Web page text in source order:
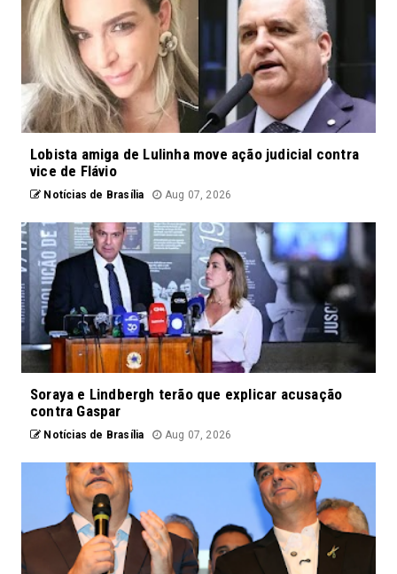
Lobista amiga de Lulinha move ação judicial contra
vice de Flávio
Notícias de Brasília Aug 07, 2026
Soraya e Lindbergh terão que explicar acusação
contra Gaspar
Notícias de Brasília Aug 07, 2026